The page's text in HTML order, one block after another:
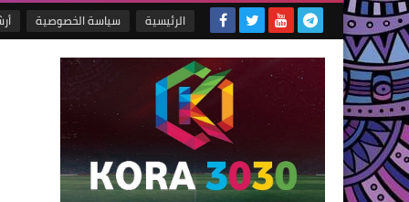
الرئيسية سياسة الخصوصية